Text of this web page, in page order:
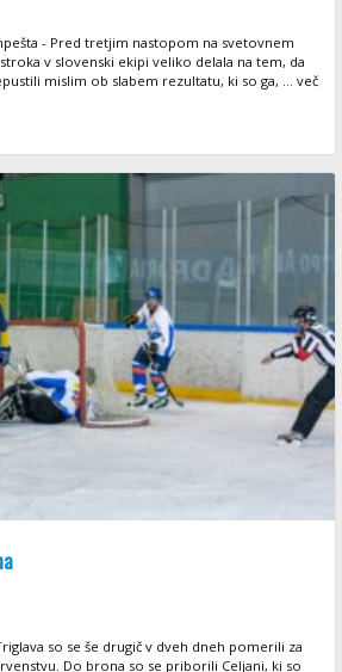
- Pred tretjim nastopom na svetovnem
v slovenski ekipi veliko delala na tem, da
mislim ob slabem rezultatu, ki so ga, ... več
so se še drugič v dveh dneh pomerili za
Do brona so se priborili Celjani, ki so